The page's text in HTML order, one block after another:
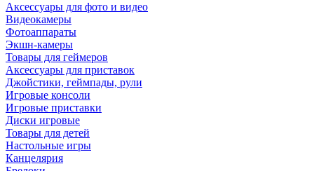
Аксессуары для фото и видео
Видеокамеры
Фотоаппараты
Экшн-камеры
Товары для геймеров
Аксессуары для приставок
Джойстики, геймпады, рули
Игровые консоли
Игровые приставки
Диски игровые
Товары для детей
Настольные игры
Канцелярия